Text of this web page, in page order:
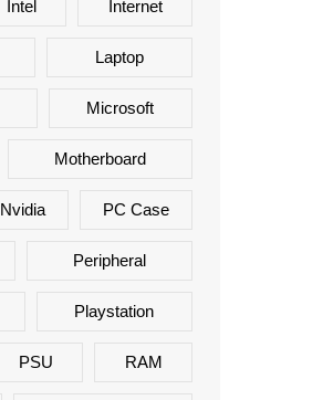
Intel Internet
Laptop
Microsoft
Motherboard
Nvidia PC Case
Peripheral
Playstation
PSU RAM